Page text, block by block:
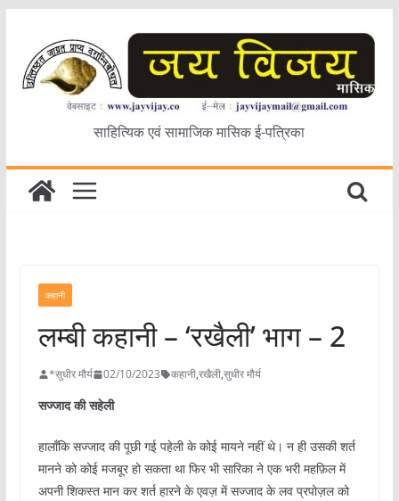
content
साहित्यिक एवं सामाजिक मासिक ई-पत्रिका
कहानी
लम्बी कहानी – ‘रखैली’ भाग – 2
*सुधीर मौर्य 02/10/2023 कहानी,रखैली,सुधीर मौर्य
सज्जाद की सहेली
हालाँकि सज्जाद की पूछी गई पहेली के कोई मायने नहीं थे। न ही उसकी शर्त
मानने को कोई मजबूर हो सकता था फिर भी सारिका ने एक भरी महफ़िल में
अपनी शिकस्त मान कर शर्त हारने के एवज़ में सज्जाद के लव प्रपोज़ल को